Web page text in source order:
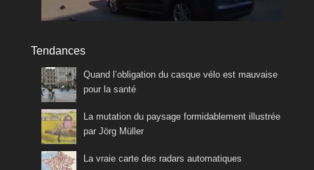
Tendances
Quand l’obligation du casque vélo est mauvaise
pour la santé
La mutation du paysage formidablement illustrée
par Jörg Müller
La vraie carte des radars automatiques